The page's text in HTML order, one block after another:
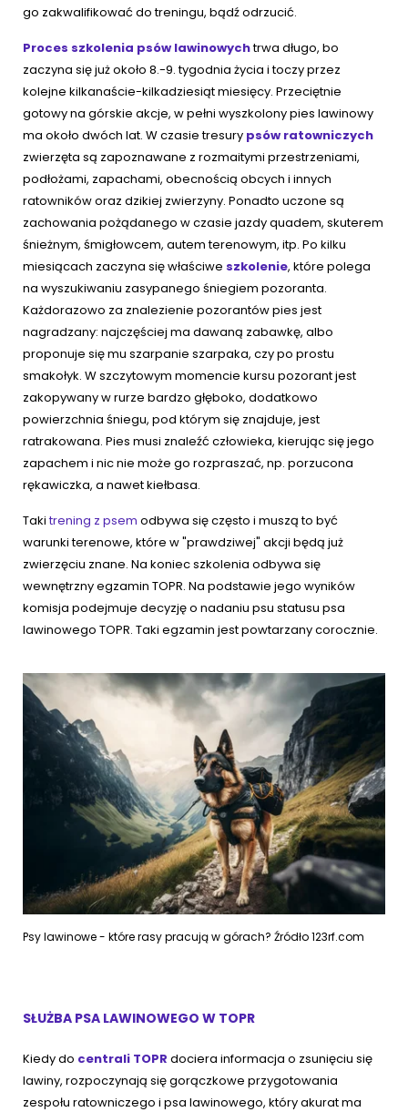
go zakwalifikować do treningu, bądź odrzucić.
Proces szkolenia psów lawinowychtrwa długo, bo
zaczyna się już około 8.-9. tygodnia życia i toczy przez
kolejne kilkanaście-kilkadziesiąt miesięcy. Przeciętnie
gotowy na górskie akcje, w pełni wyszkolony pies lawinowy
ma około dwóch lat. W czasie tresury psów ratowniczych
zwierzęta są zapoznawane z rozmaitymi przestrzeniami,
podłożami, zapachami, obecnością obcych i innych
ratowników oraz dzikiej zwierzyny. Ponadto uczone są
zachowania pożądanego w czasie jazdy quadem, skuterem
śnieżnym, śmigłowcem, autem terenowym, itp. Po kilku
miesiącach zaczyna się właściwe szkolenie, które polega
na wyszukiwaniu zasypanego śniegiem pozoranta.
Każdorazowo za znalezienie pozorantów pies jest
nagradzany: najczęściej ma dawaną zabawkę, albo
proponuje się mu szarpanie szarpaka, czy po prostu
smakołyk. W szczytowym momencie kursu pozorant jest
zakopywany w rurze bardzo głęboko, dodatkowo
powierzchnia śniegu, pod którym się znajduje, jest
ratrakowana. Pies musi znaleźć człowieka, kierując się jego
zapachem i nic nie może go rozpraszać, np. porzucona
rękawiczka, a nawet kiełbasa.
Takitrening z psem odbywa się często i muszą to być
warunki terenowe, które w "prawdziwej" akcji będą już
zwierzęciu znane. Na koniec szkolenia odbywa się
wewnętrzny egzamin TOPR. Na podstawie jego wyników
komisja podejmuje decyzję o nadaniu psu statusu psa
lawinowego TOPR. Taki egzamin jest powtarzany corocznie.
Psy lawinowe - które rasy pracują w górach? Źródło 123rf.com
SŁUŻBA PSA LAWINOWEGO W TOPR
Kiedy do centrali TOPR dociera informacja o zsunięciu się
lawiny, rozpoczynają się gorączkowe przygotowania
zespołu ratowniczego i psa lawinowego, który akurat ma